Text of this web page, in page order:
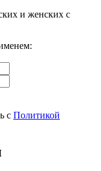
и женских с
с Политикой